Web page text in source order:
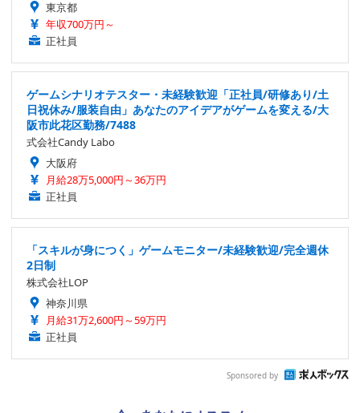
東京都
年収700万円～
正社員
ゲームシナリオテスター・未経験歓迎「正社員/研修あり/土
日祝休み/服装自由」あなたのアイデアがゲームを変える/大
阪市此花区勤務/7488
式会社Candy Labo
大阪府
月給28万5,000円～36万円
正社員
「スキルが身につく」ゲームモニター/未経験歓迎/完全週休
2日制
株式会社LOP
神奈川県
月給31万2,600円～59万円
正社員
Sponsored by